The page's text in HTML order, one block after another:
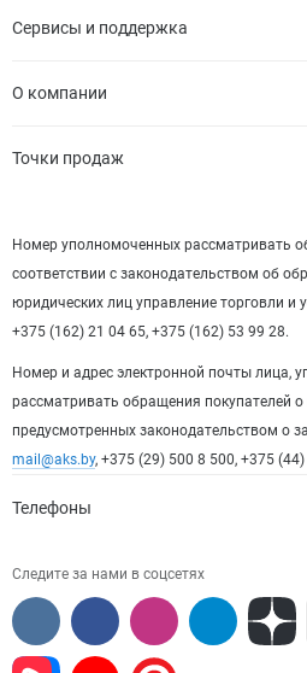
Сервисы и поддержка
О компании
Точки продаж
Номер уполномоченных рассматривать
соответствии с законодательством об
юридических лиц управление торговли и
+375 (162) 21 04 65, +375 (162) 53 99 28.
Номер и адрес электронной почты лица,
рассматривать обращения покупателей
предусмотренных законодательством о
mail@aks.by, +375 (29) 500 8 500, +375
Телефоны
Следите за нами в соцсетях